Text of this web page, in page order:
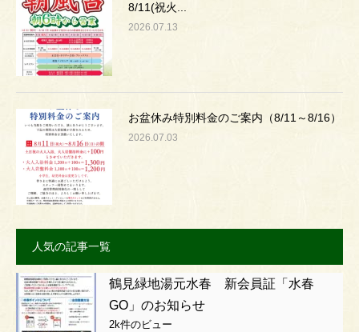
8/11(祝火...
2026.07.13
お盆休み特別料金のご案内（8/11～8/16）
2026.07.03
人気の記事一覧
鶴見緑地湯元水春 新会員証「水春
GO」のお知らせ
2k件のビュー